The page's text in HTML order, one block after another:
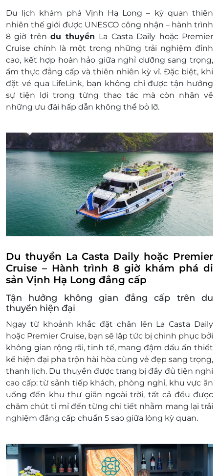
Phụ thu lễ tết.
Chi phí xe di chuyển Hà Nội-Hạ Long - Hà
Nội.
Thuế VAT 10%.
Đồ uống không có trong menu.
Phụ phí đồ uống mang lên tàu, chi phí nấu
đồ ăn riêng theo yêu cầu.
Các chương trình phát sinh không có/ nêu rõ
trong lịch trình.
Số lượng E-Voucher áp dụng: 01 voucher/ 01
khách hàng
Phụ thu (nếu có):
Phụ thu các ngày Lễ/Tết: 300.000 VND/
khách
Trẻ em:
Trẻ em từ 0- 4 tuổi và dưới 1,2m miễn
phí, cao trên 1,2m khách tự trả tiền vé
phát sinh (Nếu có) và chỉ được miễn phí
Trẻ em từ đủ 5-10 tuổi: 75% người lớn
Từ đủ 11 tuổi tính giá như người lớn
Khách hàng liên hệ đăng ký dịch vụ trước khi
đến để được phục vụ tốt nhất
Hotline: 1900 2065 hoặc 0934 661 016
Địa chỉ: Bến du thuyền Tuần Châu - Hạ Long
- Quảng Ninh
Điều kiện khác:
E-Voucher/E-Coupon không có giá trị quy
đổi thành tiền mặt, không trả lại tiền thừa.
Không áp dụng đồng thời với chương trình
khuyến mại khác.
Giá chưa bao gồm VAT.
Không hoàn hủy với booking đã thành công.
Du lịch khám phá Vịnh Hạ Long – kỳ quan thiên
nhiên thế giới được UNESCO công nhận – hành trình
8 giờ trêndu thuyền La Casta Daily hoặc Premier
Cruise chính là một trong những trải nghiệm đỉnh
cao, kết hợp hoàn hảo giữa nghỉ dưỡng sang trọng,
ẩm thực đẳng cấp và thiên nhiên kỳ vĩ. Đặc biệt, khi
đặt vé qua LifeLink, bạn không chỉ được tận hưởng
sự tiện lợi trong từng thao tác mà còn nhận về
những ưu đãi hấp dẫn không thể bỏ lỡ.
Du thuyền La Casta Daily hoặc Premier
Cruise – Hành trình 8 giờ khám phá di
sản Vịnh Hạ Long đẳng cấp
Tận hưởng không gian đẳng cấp trên du
thuyền hiện đại
Ngay từ khoảnh khắc đặt chân lên La Casta Daily
hoặc Premier Cruise, bạn sẽ lập tức bị chinh phục bởi
không gian rộng rãi, tinh tế, mang đậm dấu ấn thiết
kế hiện đại pha trộn hài hòa cùng vẻ đẹp sang trọng,
thanh lịch. Du thuyền được trang bị đầy đủ tiện nghi
cao cấp: từ sảnh tiếp khách, phòng nghỉ, khu vực ăn
uống đến khu thư giãn ngoài trời, tất cả đều được
chăm chút tỉ mỉ đến từng chi tiết nhằm mang lại trải
nghiệm đẳng cấp chuẩn 5 sao giữa lòng kỳ quan.